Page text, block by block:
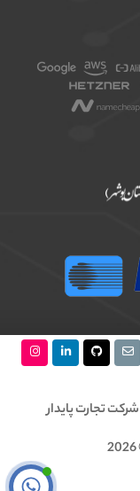
تجارت پایدار